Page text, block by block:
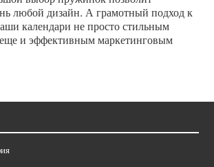
любой дизайн. А грамотный подход к
календари не просто стильным
и эффективным маркетинговым